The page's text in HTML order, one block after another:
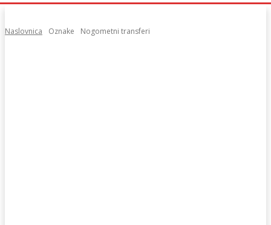
Naslovnica Oznake Nogometni transferi